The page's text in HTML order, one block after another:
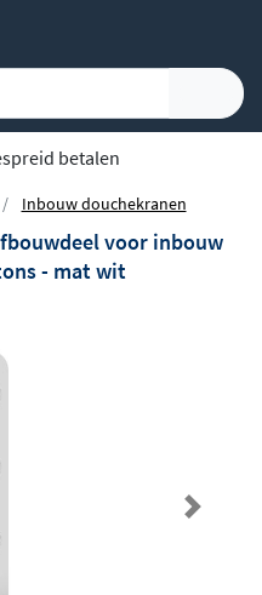
betalen
Inbouw douchekranen
voor inbouw
- mat wit
Next